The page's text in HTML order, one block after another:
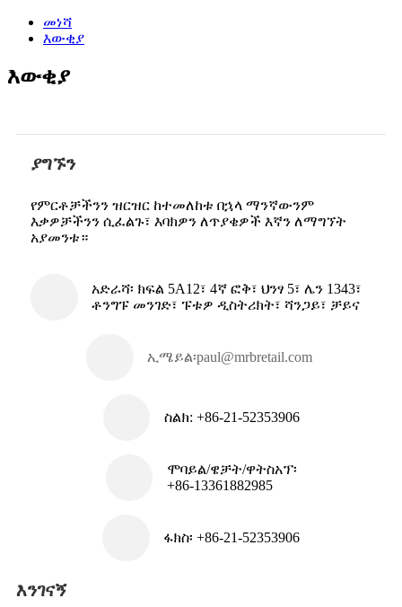
መነሻ
እውቂያ
እውቂያ
ያግኙን
የምርቶቻችንን ዝርዝር ከተመለከቱ በኋላ ማንኛውንም
እቃዎቻችንን ሲፈልጉ፣ እባክዎን ለጥያቄዎች እኛን ለማግኘት
አያመንቱ።
አድራሻ፡ ክፍል 5A12፣ 4ኛ ፎቅ፣ ህንፃ 5፣ ሌን 1343፣
ቶንግፑ መንገድ፣ ፑቱዎ ዲስትሪክት፣ ሻንጋይ፣ ቻይና
ኢሜይል፡paul@mrbretail.com
ስልክ: +86-21-52353906
ሞባይል/ዌቻት/ዋትስአፕ፡
+86-13361882985
ፋክስ፡ +86-21-52353906
እንገናኝ